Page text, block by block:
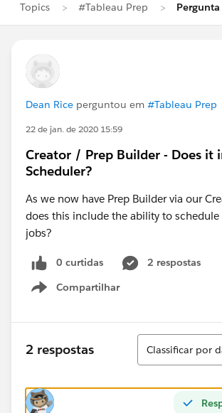
Topics #Tableau Prep
Dean Rice perguntou em #Tableau Prep
22 de jan. de 2020 15:59
Creator / Prep Builder - Does it
Scheduler?
As we now have Prep Builder via our
does this include the ability to schedule
jobs?
0 curtidas
2 respostas
Compartilhar
Show menu
2 respostas
Classificar
Classificar por